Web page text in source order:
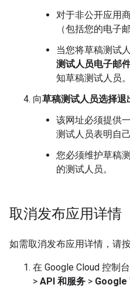
对于非公开应用
（包括您的电子
当您将草稿测试
测试人员电子邮
知草稿测试人员。
向草稿测试人员选择退
该网址必须提供
测试人员表明自
您必须维护草稿
的测试人员。
取消发布应用详情
如需取消发布应用详情，请
在 Google Cloud 控制
> API 和服务 >